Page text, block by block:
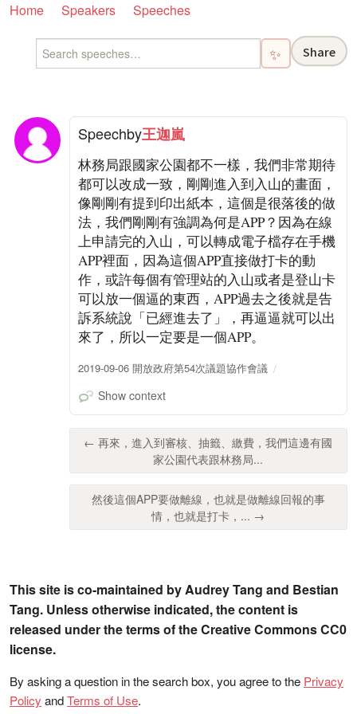
Home Speakers Speeches
✨ Share
Speechby王迦嵐
林務局跟國家公園都不一樣，我們非常期待
都可以改成一致，剛剛進入到入山的畫面，
像剛剛有提到印出紙本，這個是很落後的做
法，我們剛剛有強調為何是APP？因為在線
上申請完的入山，可以轉成電子檔存在手機
APP裡面，因為這個APP直接做打卡的動
作，或許每個有管理站的入山或者是登山卡
可以放一個逼的東西，APP過去之後就是告
訴系統說「已經進去了」，再逼逼就可以出
來了，所以一定要是一個APP。
2019-09-06 開放政府第54次議題協作會議
Show context
← 再來，進入到審核、抽籤、繳費，我們這邊有國
家公園代表跟林務局...
然後這個APP要做離線，也就是做離線回報的事
情，也就是打卡，... →
This site is co-maintained by Audrey Tang and Bestian
Tang. Unless otherwise indicated, the content is
released under the terms of the Creative Commons CC0
license.
By asking a question in the search box, you agree to the Privacy
Policy andTerms of Use.